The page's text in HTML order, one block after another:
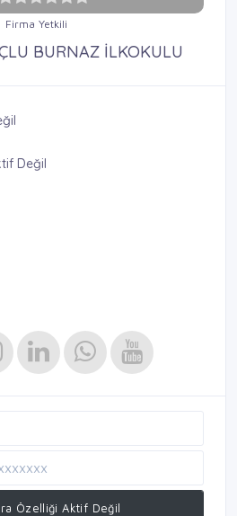
Firma Yetkili
BURNAZ İLKOKULU
Değil
Özelliği Aktif Değil